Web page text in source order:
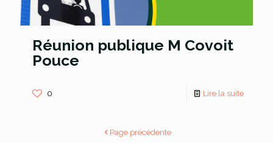
Réunion publique M Covoit
Pouce
0 Lire la suite
Page précédente